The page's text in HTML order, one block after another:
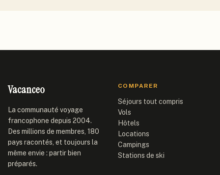
Vacanceo
La communauté voyage
francophone depuis 2004.
Des millions de membres, 180
pays racontés, et toujours la
même envie : partir bien
préparés.
COMPARER
Séjours tout compris
Vols
Hôtels
Locations
Campings
Stations de ski